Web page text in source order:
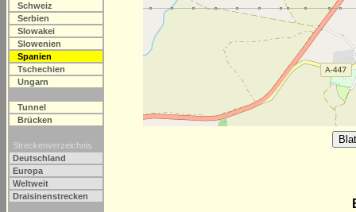
Schweiz
Serbien
Slowakei
Slowenien
Spanien
Tschechien
Ungarn
Tunnel
Brücken
Streckenverzeichnis
Deutschland
Europa
Weltweit
Draisinenstrecken